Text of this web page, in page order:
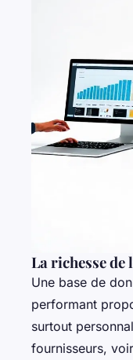
La richesse
Une base de
performant
surtout
fournisseurs,